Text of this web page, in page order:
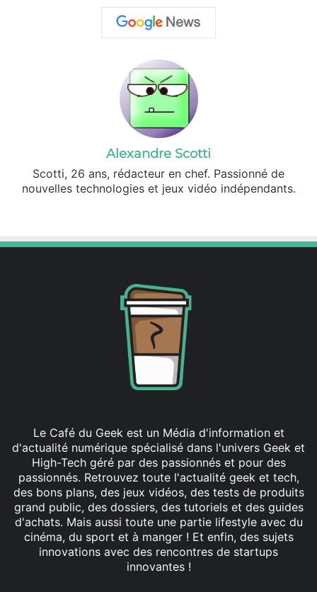
Alexandre Scotti
Scotti, 26 ans, rédacteur en chef. Passionné de
nouvelles technologies et jeux vidéo indépendants.
Le Café du Geek est un Média d'information et
d'actualité numérique spécialisé dans l'univers Geek et
High-Tech géré par des passionnés et pour des
passionnés. Retrouvez toute l'actualité geek et tech,
des bons plans, des jeux vidéos, des tests de produits
grand public, des dossiers, des tutoriels et des guides
d'achats. Mais aussi toute une partie lifestyle avec du
cinéma, du sport et à manger ! Et enfin, des sujets
innovations avec des rencontres de startups
innovantes !